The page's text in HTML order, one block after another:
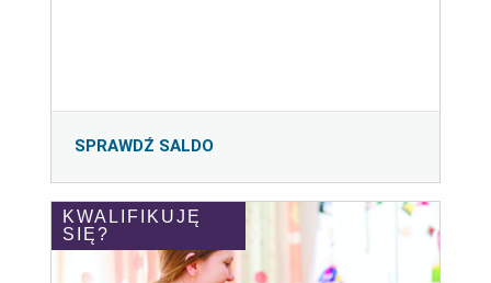
SPRAWDŹ SALDO
KWALIFIKUJĘ
SIĘ?